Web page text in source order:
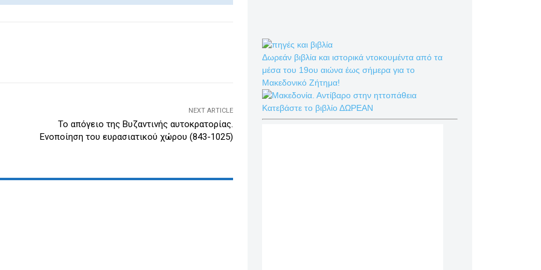
k
Viber
NEXT ARTICLE
Το απόγειο της Βυζαντινής αυτοκρατορίας.
Ενοποίηση του ευρασιατικού χώρου (843-1025)
Δωρεάν βιβλία και ιστορικά ντοκουμέντα από τα
μέσα του 19ου αιώνα έως σήμερα για το
Μακεδονικό Ζήτημα!
Κατεβάστε το βιβλίο ΔΩΡΕΑΝ